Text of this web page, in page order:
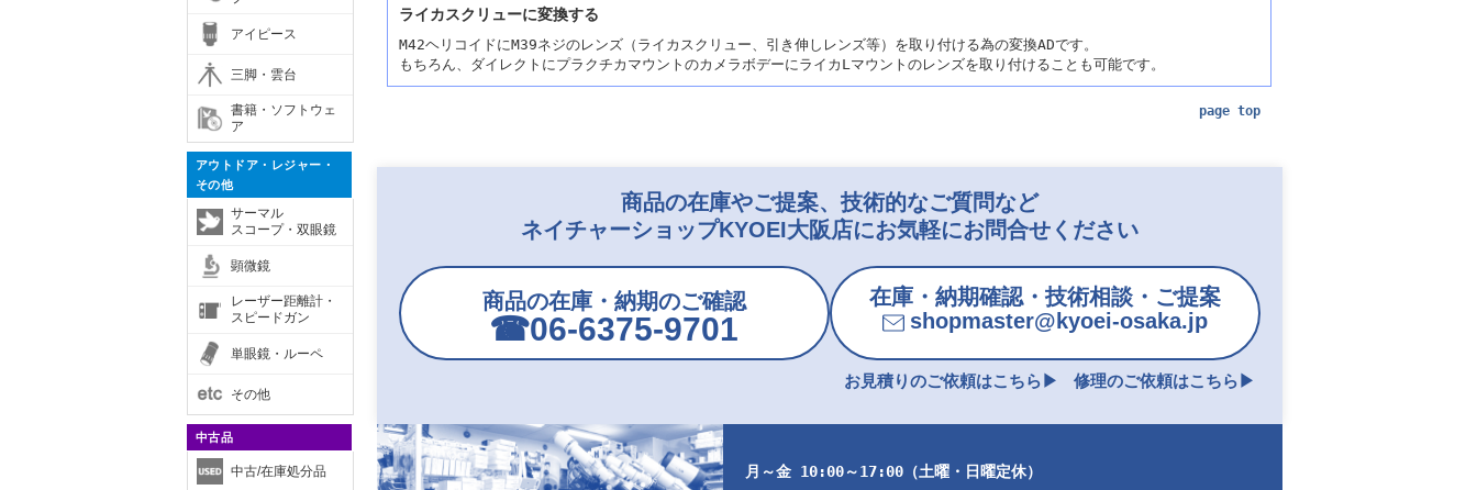
アイピース
三脚・雲台
書籍・ソフトウェ
ア
アウトドア・レジャー・
その他
サーマル
スコープ・双眼鏡
顕微鏡
レーザー距離計・
スピードガン
単眼鏡・ルーペ
その他
中古品
中古/在庫処分品
ライカスクリューに変換する
M42ヘリコイドにM39ネジのレンズ（ライカスクリュー、引き伸しレンズ等）を取り付ける為の変換ADです。
もちろん、ダイレクトにプラクチカマウントのカメラボデーにライカLマウントのレンズを取り付けることも可能です。
page top
商品の在庫やご提案、技術的なご質問など
ネイチャーショップKYOEI大阪店にお気軽にお問合せください
商品の在庫・納期のご確認
☎︎06-6375-9701
在庫・納期確認・技術相談・ご提案
shopmaster@kyoei-osaka.jp
お見積りのご依頼はこちら▶︎ 修理のご依頼はこちら▶︎
月～金 10:00～17:00（土曜・日曜定休）